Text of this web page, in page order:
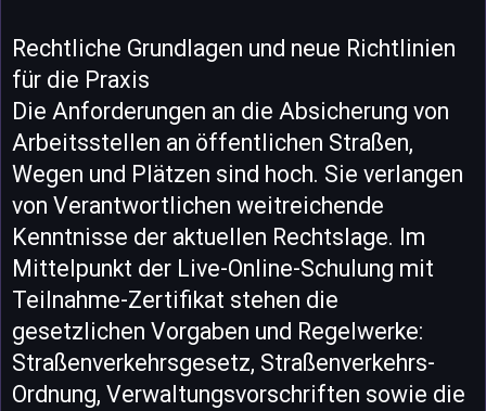
Rechtliche Grundlagen und neue Richtlinien
für die Praxis
Die Anforderungen an die Absicherung von
Arbeitsstellen an öffentlichen Straßen,
Wegen und Plätzen sind hoch. Sie verlangen
von Verantwortlichen weitreichende
Kenntnisse der aktuellen Rechtslage. Im
Mittelpunkt der Live-Online-Schulung mit
Teilnahme-Zertifikat stehen die
gesetzlichen Vorgaben und Regelwerke:
Straßenverkehrsgesetz, Straßenverkehrs-
Ordnung, Verwaltungsvorschriften sowie die